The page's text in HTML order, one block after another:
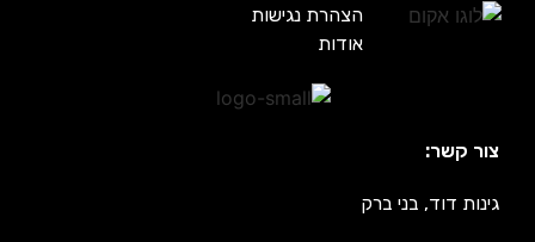
הצהרת נגישות
אודות
צור קשר:
גינות דוד, בני ברק